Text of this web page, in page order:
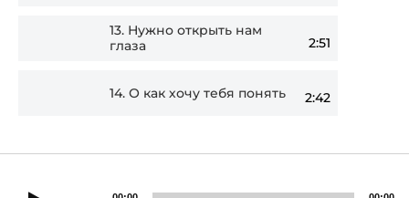
13. Нужно открыть нам
глаза
2:51
14. О как хочу тебя понять 2:42